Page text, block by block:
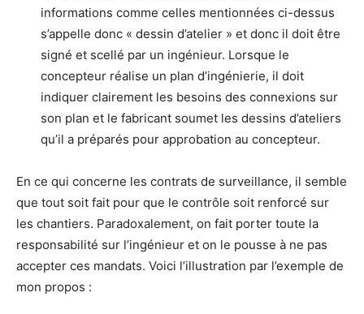
informations comme celles mentionnées ci-dessus
s’appelle donc « dessin d’atelier » et donc il doit être
signé et scellé par un ingénieur. Lorsque le
concepteur réalise un plan d’ingénierie, il doit
indiquer clairement les besoins des connexions sur
son plan et le fabricant soumet les dessins d’ateliers
qu’il a préparés pour approbation au concepteur.
En ce qui concerne les contrats de surveillance, il semble
que tout soit fait pour que le contrôle soit renforcé sur
les chantiers. Paradoxalement, on fait porter toute la
responsabilité sur l’ingénieur et on le pousse à ne pas
accepter ces mandats. Voici l’illustration par l’exemple de
mon propos :